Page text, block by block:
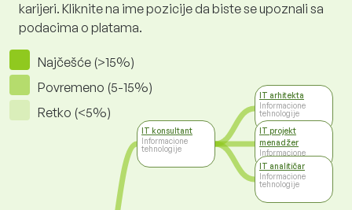
karijeri. Kliknite na ime pozicije da biste se upoznali sa
podacima o platama.
Najčešće (>15%)
Povremeno (5-15%)
Retko (<5%)
IT konsultant
Informacione
tehnologije
IT arhitekta
Informacione
tehnologije
IT projekt
menadžer
Informacione
tehnologije
IT analitičar
Informacione
tehnologije